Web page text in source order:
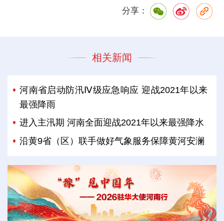
分享：
相关新闻
河南省启动防汛Ⅳ级应急响应 迎战2021年以来
最强降雨
进入主汛期 河南全面迎战2021年以来最强降水
沿黄9省（区）联手做好气象服务保障黄河安澜